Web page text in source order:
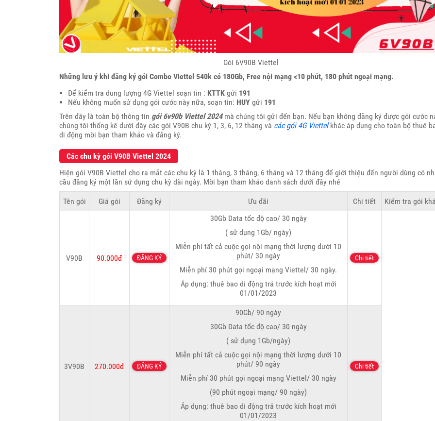
Gói 6V90B Viettel
Những lưu ý khi đăng ký gói Combo Viettel 540k có 180Gb, Free nội mạng <10 phút, 180 phút ngoại mạng.
Để kiểm tra dung lượng 4G Viettel soạn tin : KTTK gửi 191
Nếu không muốn sử dụng gói cước này nữa, soạn tin: HUY gửi 191
Trên đây là toàn bộ thông tin gói 6v90b Viettel 2024mà chúng tôi gửi đến bạn. Nếu bạn không đăng ký được gói cước
chúng tôi thống kê dưới đây các gói V90B chu kỳ 1, 3, 6, 12 tháng và các gói 4G Viettelkhác áp dụng cho toàn bộ thuê
di động mời bạn tham khảo và đăng ký.
Các chu kỳ gói V90B Viettel 2024
Hiện gói V90B Viettel cho ra mắt các chu kỳ là 1 tháng, 3 tháng, 6 tháng và 12 tháng để giới thiệu đến người dùng có
cầu đăng ký một lần sử dụng chu kỳ dài ngày. Mời bạn tham khảo danh sách dưới đây nhé
Tên gói Giá gói Đăng ký Ưu đãi Chi tiết Kiểm tra gói
V90B 90.000đ ĐĂNG KÝ
30Gb Data tốc độ cao/ 30 ngày
( sử dụng 1Gb/ ngày)
Miễn phí tất cả cuộc gọi nội mạng thời lượng dưới 10
phút/ 30 ngày
Miễn phí 30 phút gọi ngoại mạng Viettel/ 30 ngày.
Áp dụng: thuê bao di động trả trước kích hoạt mới
01/01/2023
Chi tiết
3V90B 270.000đ ĐĂNG KÝ
90Gb/ 90 ngày
30Gb Data tốc độ cao/ 30 ngày
( sử dụng 1Gb/ngày)
Miễn phí tất cả cuộc gọi nội mạng thời lượng dưới 10
phút/ 90 ngày
Miễn phí 30 phút gọi ngoại mạng Viettel/ 30 ngày
(90 phút ngoại mạng/ 90 ngày)
Áp dụng: thuê bao di động trả trước kích hoạt mới
01/01/2023
Chi tiết